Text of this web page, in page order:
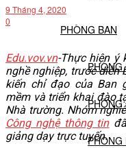
PHÒNG BAN
PHÒNG
PHÒNG
PHÒNG
9 Tháng 4, 2020
0
Edu.vov.vn-Thực hiện ý
nghề nghiệp, trước diễn
kiến chỉ đạo của Ban
mềm và triển khai đào
Nhà trường. Nhóm
Công nghệ thông tinđã
giảng dạy trực tuyến.